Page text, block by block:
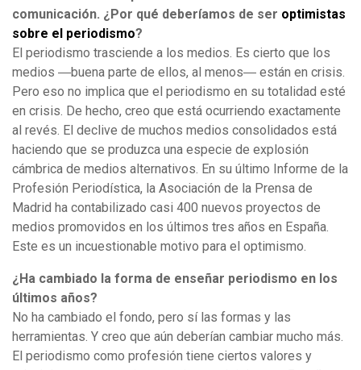
comunicación. ¿Por qué deberíamos de ser optimistas
sobre el periodismo?
El periodismo trasciende a los medios. Es cierto que los
medios ―buena parte de ellos, al menos― están en crisis.
Pero eso no implica que el periodismo en su totalidad esté
en crisis. De hecho, creo que está ocurriendo exactamente
al revés. El declive de muchos medios consolidados está
haciendo que se produzca una especie de explosión
cámbrica de medios alternativos. En su último Informe de la
Profesión Periodística, la Asociación de la Prensa de
Madrid ha contabilizado casi 400 nuevos proyectos de
medios promovidos en los últimos tres años en España.
Este es un incuestionable motivo para el optimismo.
¿Ha cambiado la forma de enseñar periodismo en los
últimos años?
No ha cambiado el fondo, pero sí las formas y las
herramientas. Y creo que aún deberían cambiar mucho más.
El periodismo como profesión tiene ciertos valores y